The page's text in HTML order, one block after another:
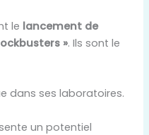
le lancement de
». Ils sont le
dans ses laboratoires.
un potentiel